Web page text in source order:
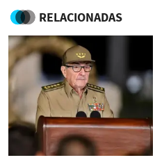
RELACIONADAS